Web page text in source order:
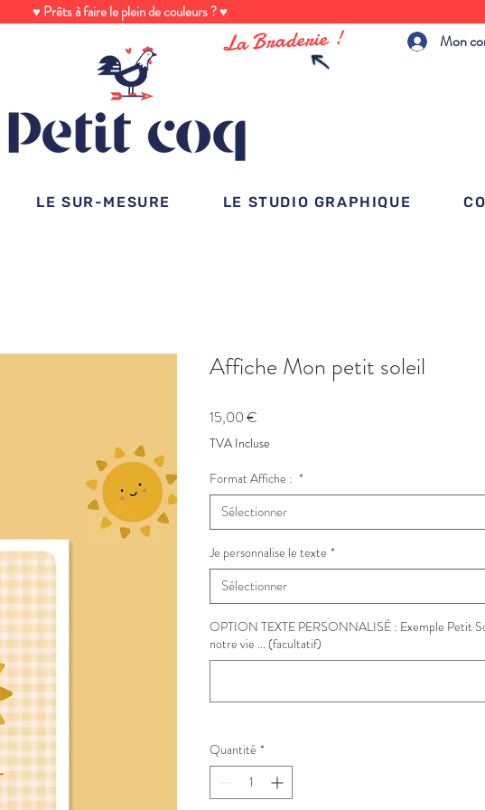
♥ Prêts à faire le plein de couleurs ? ♥
Mon
La Braderie !
LE SUR-MESURE LE STUDIO GRAPHIQUE
Affiche Mon petit soleil
15,00 €
TVA Incluse
Format Affiche : *
Sélectionner
Je personnalise le texte *
Sélectionner
OPTION TEXTE PERSONNALISÉ : Exemple Petit
notre vie ... (facultatif)
Quantité *